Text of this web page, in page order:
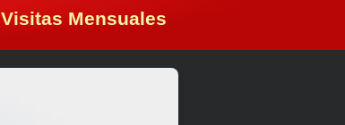
Visitas Mensuales